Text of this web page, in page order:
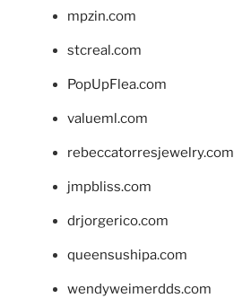
mpzin.com
stcreal.com
PopUpFlea.com
valueml.com
rebeccatorresjewelry.com
jmpbliss.com
drjorgerico.com
queensushipa.com
wendyweimerdds.com